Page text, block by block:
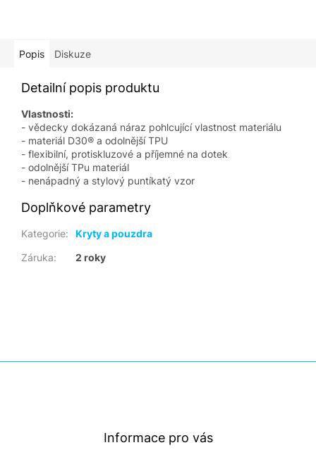
Popis Diskuze
Detailní popis produktu
Vlastnosti:
- vědecky dokázaná náraz pohlcující vlastnost materiálu
- materiál D30® a odolnější TPU
- flexibilní, protiskluzové a příjemné na dotek
- odolnější TPu materiál
- nenápadný a stylový puntíkatý vzor
Doplňkové parametry
Kategorie:
Kryty a pouzdra
Záruka: 2 roky
Informace pro vás